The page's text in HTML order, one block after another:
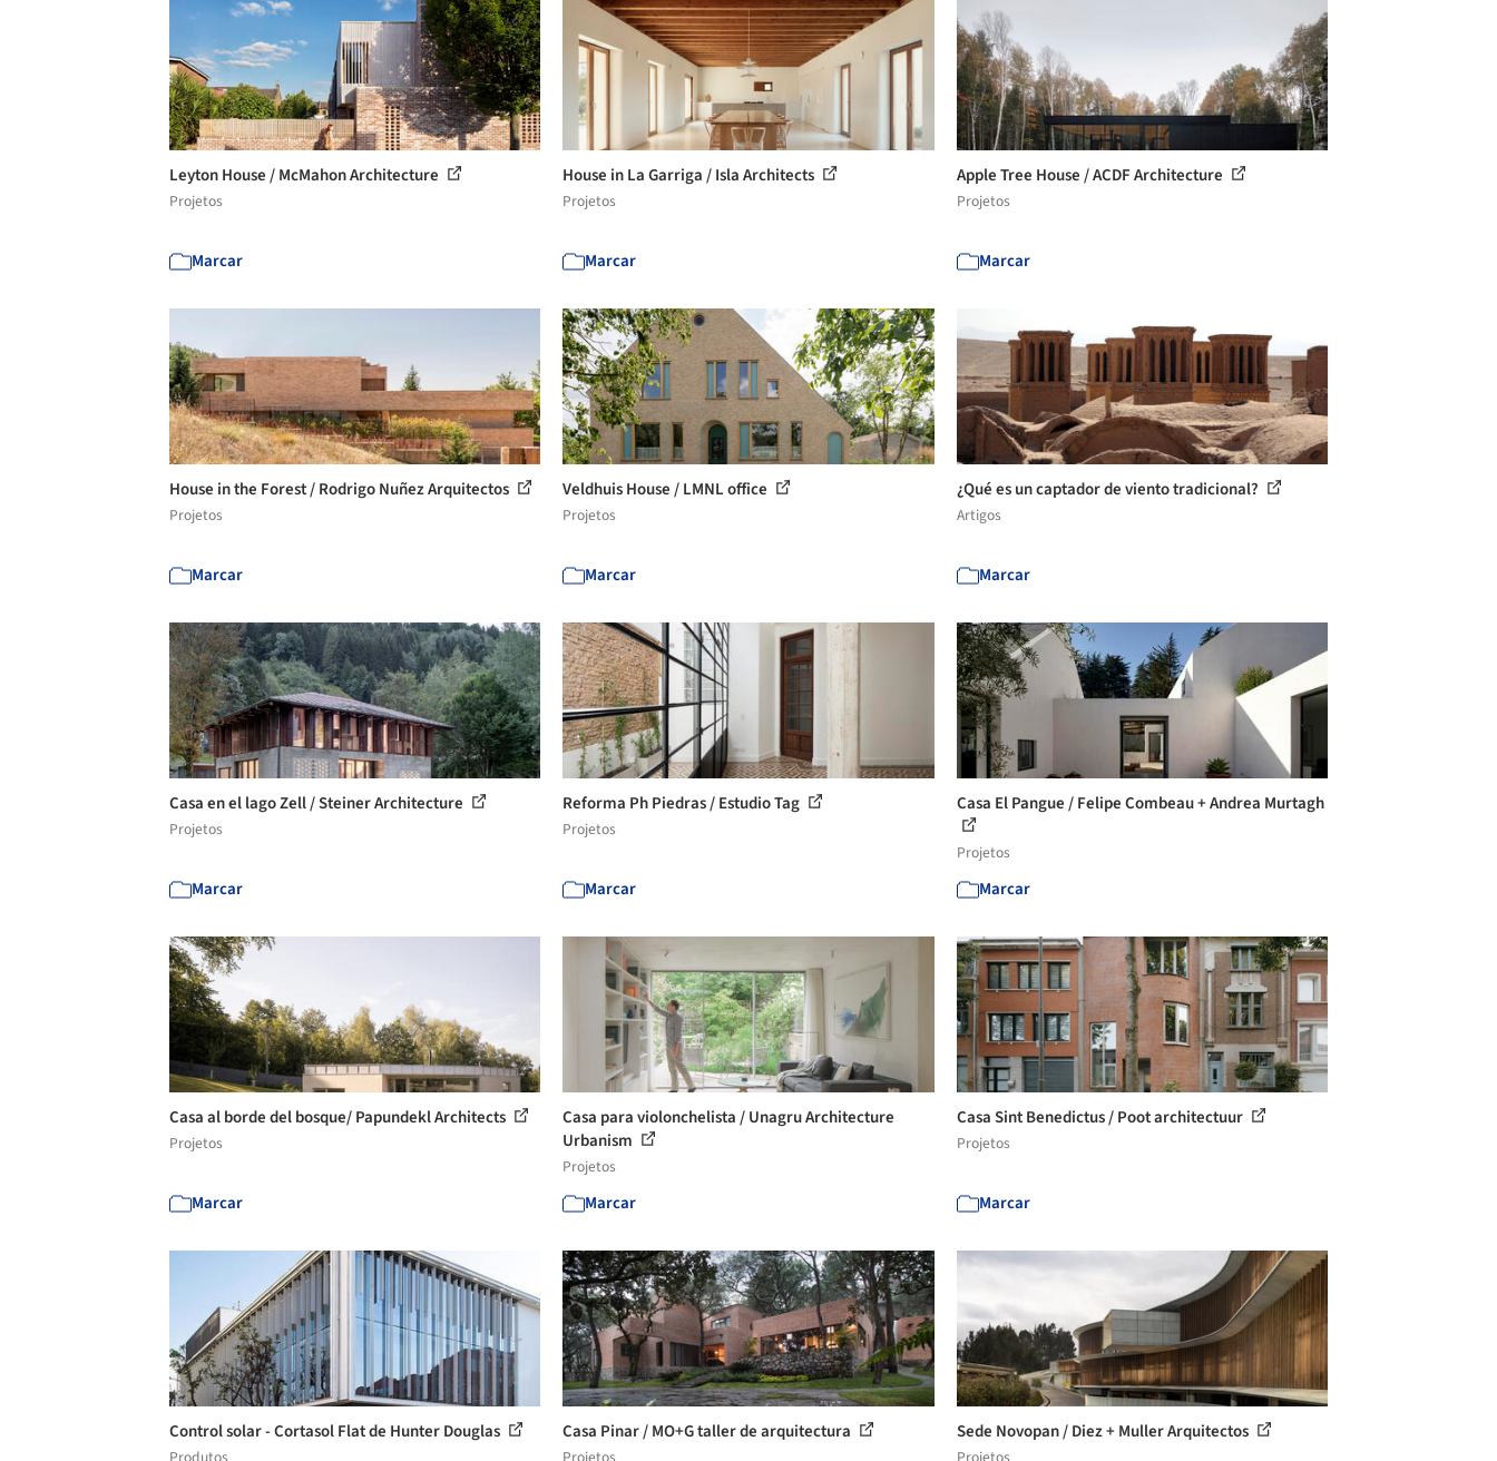
Leyton House / McMahon Architecture
Projetos
Marcar
House in La Garriga / Isla Architects
Projetos
Marcar
Apple Tree House / ACDF Architecture
Projetos
Marcar
House in the Forest / Rodrigo Nuñez Arquitectos
Projetos
Marcar
Veldhuis House / LMNL office
Projetos
Marcar
¿Qué es un captador de viento tradicional?
Artigos
Marcar
Casa en el lago Zell / Steiner Architecture
Projetos
Marcar
Reforma Ph Piedras / Estudio Tag
Projetos
Marcar
Casa El Pangue / Felipe Combeau + Andrea Murtagh
Projetos
Marcar
Casa al borde del bosque/ Papundekl Architects
Projetos
Marcar
Casa para violonchelista / Unagru Architecture
Urbanism
Projetos
Marcar
Casa Sint Benedictus / Poot architectuur
Projetos
Marcar
Control solar - Cortasol Flat de Hunter Douglas Casa Pinar / MO+G taller de arquitectura Sede Novopan / Diez + Muller Arquitectos